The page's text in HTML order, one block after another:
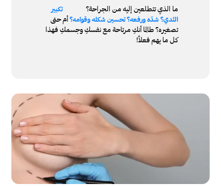
ما الذي تتطلعين إليه من الجراحة؟
تكبير
الثدي؟ شدّه ورفعه؟ تحسين شكله وقوامه؟أم حتى
تصغيره؟ طالما أنكِ مرتاحة مع نفسكِ وجسمكِ فهذا
كل ما يهم فعلاً!